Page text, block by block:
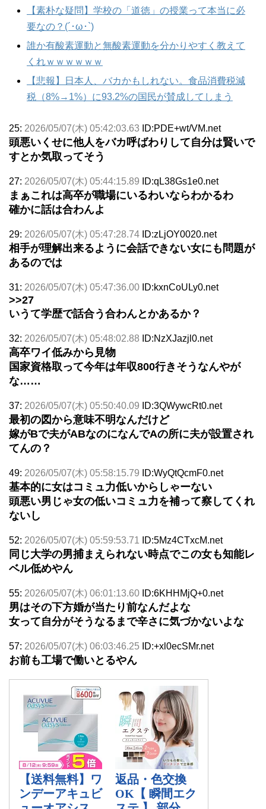
【素朴な疑問】学校の「道徳」の授業って本当に必
要なの？(´･ω･`)
誰か有酸素運動と無酸素運動を分かりやすく教えて
くれｗｗｗｗｗｗ
【悲報】日本人、バカかもしれない。食品消費税減
税（8%→1%）に93.2%の国民が賛成してしまう
25: 2026/05/07(木) 05:42:03.63 ID:PDE+wt/VM.net
頭悪いくせに他人をバカ呼ばわりして自分は賢いで
すとか気取ってそう
27: 2026/05/07(木) 05:44:15.89 ID:qL38Gs1e0.net
まぁこれは高卒が職場にいるわいならわかるわ
確かに話は合わんよ
29: 2026/05/07(木) 05:47:28.74 ID:zLjOY0020.net
相手が理解出来るように会話できない女にも問題が
あるのでは
31: 2026/05/07(木) 05:47:36.00 ID:kxnCoULy0.net
>>27
いうて学歴で話合う合わんとかあるか？
32: 2026/05/07(木) 05:48:02.88 ID:NzXJazjl0.net
高卒ワイ低みから見物
国家資格取って今年は年収800行きそうなんやが
な……
37: 2026/05/07(木) 05:50:40.09 ID:3QWywcRt0.net
最初の図から意味不明なんだけど
嫁がBで夫がABなのになんでAの所に夫が設置され
てんの？
49: 2026/05/07(木) 05:58:15.79 ID:WyQtQcmF0.net
基本的に女はコミュ力低いからしゃーない
頭悪い男じゃ女の低いコミュ力を補って察してくれ
ないし
52: 2026/05/07(木) 05:59:53.71 ID:5Mz4CTxcM.net
同じ大学の男捕まえられない時点でこの女も知能レ
ベル低めやん
55: 2026/05/07(木) 06:01:13.60 ID:6KHHMjQ+0.net
男はその下方婚が当たり前なんだよな
女って自分がそうなるまで辛さに気づかないよな
57: 2026/05/07(木) 06:03:46.25 ID:+xl0ecSMr.net
お前も工場で働いとるやん